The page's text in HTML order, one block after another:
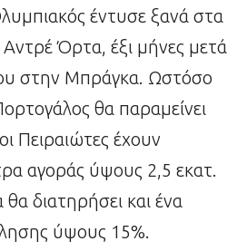
έντυσε ξανά στα
Όρτα, έξι μήνες μετά
στην Μπράγκα. Ωστόσο
θα παραμείνει
Πειραιώτες έχουν
αγοράς ύψους 2,5 εκατ.
διατηρήσει και ένα
ύψους 15%.